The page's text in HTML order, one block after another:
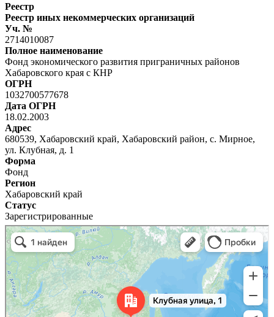
Реестр
Реестр иных некоммерческих организаций
Уч. №
2714010087
Полное наименование
Фонд экономического развития приграничных районов
Хабаровского края с КНР
ОГРН
1032700577678
Дата ОГРН
18.02.2003
Адрес
680539, Хабаровский край, Хабаровский район, с. Мирное,
ул. Клубная, д. 1
Форма
Фонд
Регион
Хабаровский край
Статус
Зарегистрированные